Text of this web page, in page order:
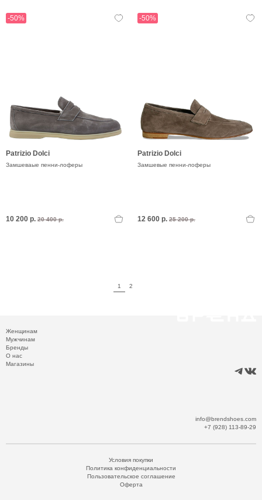
-50%
Patrizio Dolci
Замшеваые пенни-лоферы
10 200 р. 20 400 р.
-50%
Patrizio Dolci
Замшевые пенни-лоферы
12 600 р. 25 200 р.
1 2
Женщинам
Мужчинам
Бренды
О нас
Магазины
info@brendshoes.com
+7 (928) 113-89-29
Условия покупки
Политика конфиденциальности
Пользовательское соглашение
Оферта